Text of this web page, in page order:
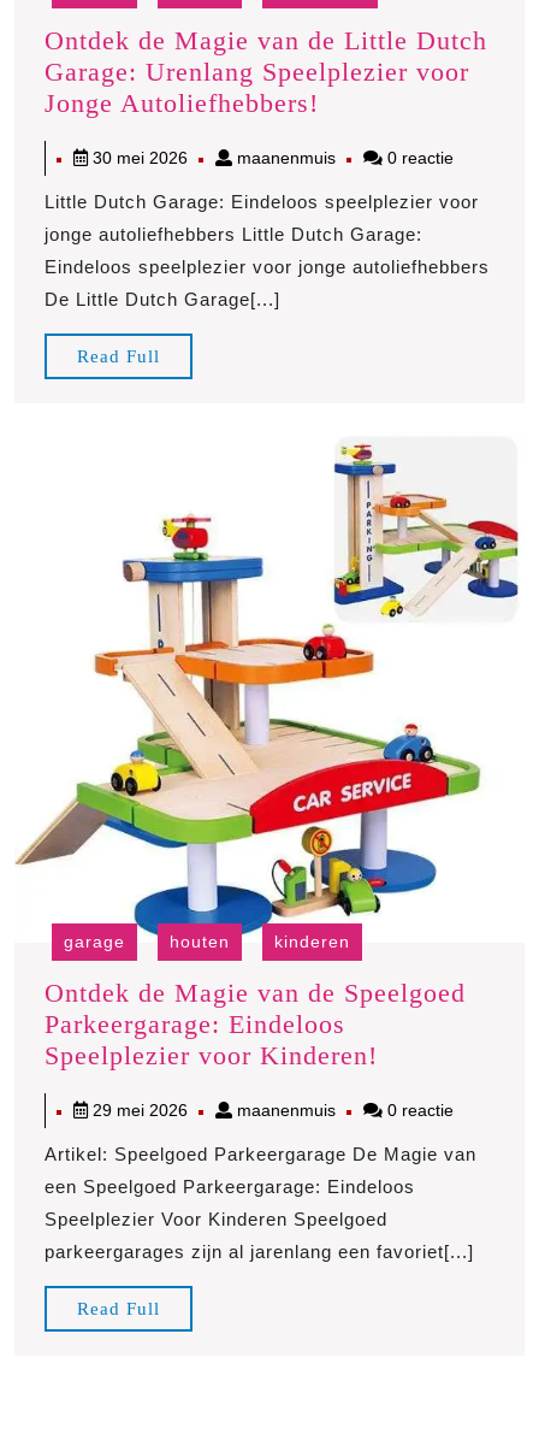
Ontdek de Magie van de Little Dutch
Garage: Urenlang Speelplezier voor
Jonge Autoliefhebbers!
Magie
van
de
Little
Jonge
Autoliefhebbers!
30 mei 202630
2026
maanenmuismaanenmuis
0 reactie
Little Dutch Garage: Eindeloos speelplezier voor
jonge autoliefhebbers Little Dutch Garage:
Eindeloos speelplezier voor jonge autoliefhebbers
De Little Dutch Garage[...]
Read Full
Full
garage houten kinderen
Ontdek de Magie van de Speelgoed
Parkeergarage: Eindeloos
Speelplezier voor Kinderen!
Magie
van
de
Speelgoed
29 mei 202629
2026
maanenmuismaanenmuis
0 reactie
Artikel: Speelgoed Parkeergarage De Magie van
een Speelgoed Parkeergarage: Eindeloos
Speelplezier Voor Kinderen Speelgoed
parkeergarages zijn al jarenlang een favoriet[...]
Read Full
Full